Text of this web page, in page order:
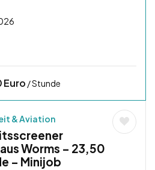
Euro / Stunde
& Aviation
Worms – 23,50
– Minijob